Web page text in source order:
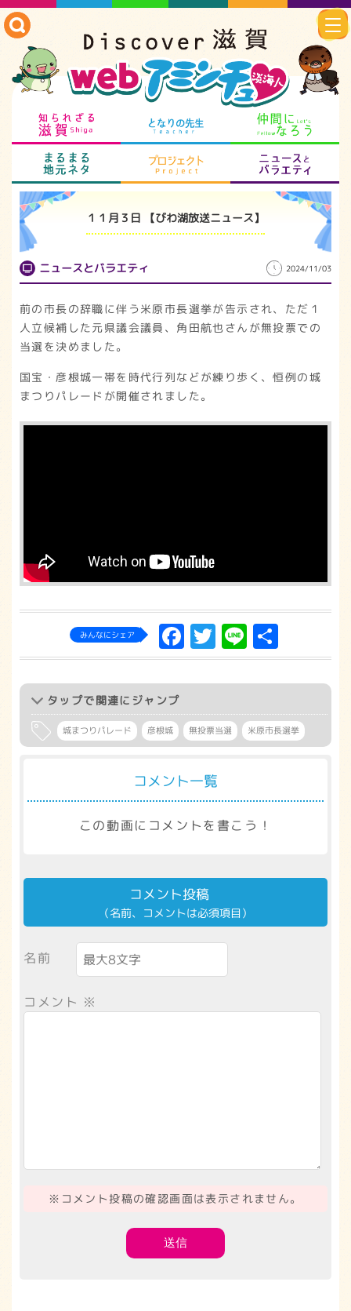
知られざる滋賀 となりの先生
まるまる地元ネタ プロジェクト
１１月３日 【びわ湖放送ニュース】
ニュースとバラエティ 2024/11/03
前の市長の辞職に伴う米原市長選挙が告示され、ただ１
人立候補した元県議会議員、角田航也さんが無投票での
当選を決めました。
国宝・彦根城一帯を時代行列などが練り歩く、恒例の城
まつりパレードが開催されました。
みんなにシェア Facebook
Twitter
Line
有
タップで関連にジャンプ
城まつりパレード 彦根城 無投票当選 米原市長選挙
コメント一覧
この動画にコメントを書こう！
コメント投稿
（名前、コメントは必須項目）
名前
コメント ※
※コメント投稿の確認画面は表示されません。